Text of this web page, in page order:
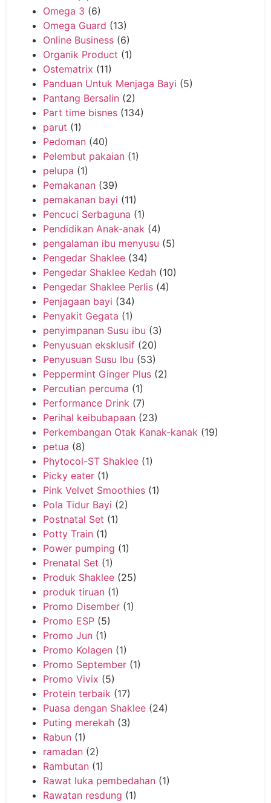
Omega 3 (6)
Omega Guard (13)
Online Business (6)
Organik Product (1)
Ostematrix (11)
Panduan Untuk Menjaga Bayi (5)
Pantang Bersalin (2)
Part time bisnes (134)
parut (1)
Pedoman (40)
Pelembut pakaian (1)
pelupa (1)
Pemakanan (39)
pemakanan bayi (11)
Pencuci Serbaguna (1)
Pendidikan Anak-anak (4)
pengalaman ibu menyusu (5)
Pengedar Shaklee (34)
Pengedar Shaklee Kedah (10)
Pengedar Shaklee Perlis (4)
Penjagaan bayi (34)
Penyakit Gegata (1)
penyimpanan Susu ibu (3)
Penyusuan eksklusif (20)
Penyusuan Susu Ibu (53)
Peppermint Ginger Plus (2)
Percutian percuma (1)
Performance Drink (7)
Perihal keibubapaan (23)
Perkembangan Otak Kanak-kanak (19)
petua (8)
Phytocol-ST Shaklee (1)
Picky eater (1)
Pink Velvet Smoothies (1)
Pola Tidur Bayi (2)
Postnatal Set (1)
Potty Train (1)
Power pumping (1)
Prenatal Set (1)
Produk Shaklee (25)
produk tiruan (1)
Promo Disember (1)
Promo ESP (5)
Promo Jun (1)
Promo Kolagen (1)
Promo September (1)
Promo Vivix (5)
Protein terbaik (17)
Puasa dengan Shaklee (24)
Puting merekah (3)
Rabun (1)
ramadan (2)
Rambutan (1)
Rawat luka pembedahan (1)
Rawatan resdung (1)